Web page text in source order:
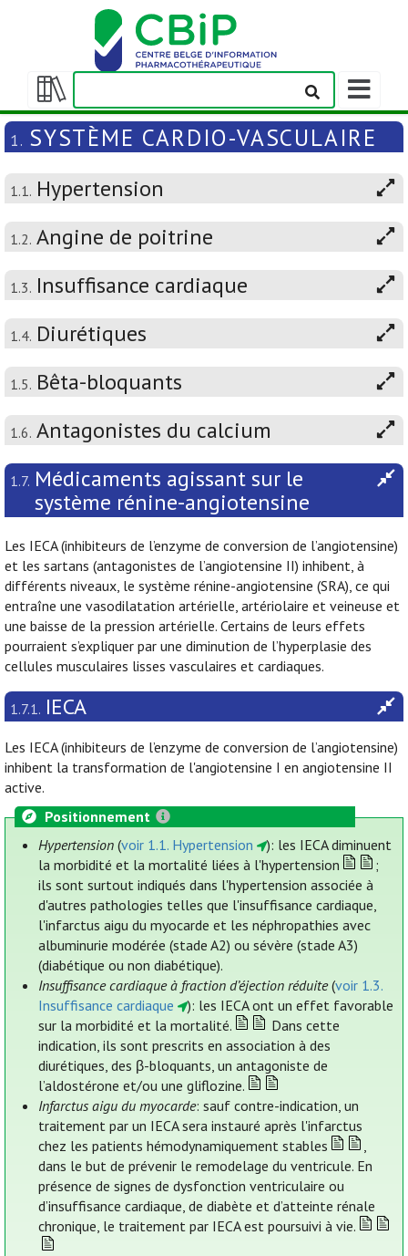
Afficher/masquer
la
table
matières
Afficher/
la
barre
de
navigation
1. SYSTÈME CARDIO-VASCULAIRE
1.1. Hypertension
1.2. Angine de poitrine
1.3. Insuffisance cardiaque
1.4. Diurétiques
1.5. Bêta-bloquants
1.6. Antagonistes du calcium
1.7. Médicaments agissant sur le
système rénine-angiotensine
Les IECA (inhibiteurs de l’enzyme de conversion de l’angiotensine)
et les sartans (antagonistes de l’angiotensine II) inhibent, à
différents niveaux, le système rénine-angiotensine (SRA), ce qui
entraîne une vasodilatation artérielle, artériolaire et veineuse et
une baisse de la pression artérielle. Certains de leurs effets
pourraient s’expliquer par une diminution de l’hyperplasie des
cellules musculaires lisses vasculaires et cardiaques.
1.7.1. IECA
Les IECA (inhibiteurs de l’enzyme de conversion de l’angiotensine)
inhibent la transformation de l'angiotensine I en angiotensine II
active.
Positionnement
Hypertension (voir 1.1. Hypertension
): les IECA diminuent
la morbidité et la mortalité liées à l'hypertension
;
ils sont surtout indiqués dans l'hypertension associée à
d'autres pathologies telles que l'insuffisance cardiaque,
l'infarctus aigu du myocarde et les néphropathies avec
albuminurie modérée (stade A2) ou sévère (stade A3)
(diabétique ou non diabétique).
Insuffisance cardiaque à fraction d’éjection réduite(voir 1.3.
Insuffisance cardiaque
): les IECA ont un effet favorable
sur la morbidité et la mortalité.
Dans cette
indication, ils sont prescrits en association à des
diurétiques, des β-bloquants, un antagoniste de
l’aldostérone et/ou une gliflozine.
Infarctus aigu du myocarde: sauf contre-indication, un
traitement par un IECA sera instauré après l'infarctus
chez les patients hémodynamiquement stables
,
dans le but de prévenir le remodelage du ventricule. En
présence de signes de dysfonction ventriculaire ou
d’insuffisance cardiaque, de diabète et d’atteinte rénale
chronique, le traitement par IECA est poursuivi à vie.